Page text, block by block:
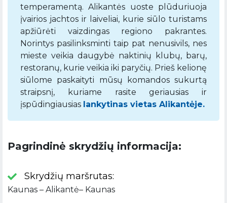
temperamentą. Alikantės uoste plūduriuoja
įvairios jachtos ir laiveliai, kurie siūlo turistams
apžiūrėti vaizdingas regiono pakrantes.
Norintys pasilinksminti taip pat nenusivils, nes
mieste veikia daugybė naktinių klubų, barų,
restoranų, kurie veikia iki paryčių. Prieš kelionę
siūlome paskaityti mūsų komandos sukurtą
straipsnį, kuriame rasite geriausias ir
įspūdingiausias lankytinas vietas Alikantėje.
Pagrindinė skrydžių informacija:
Skrydžių maršrutas:
Kaunas – Alikantė– Kaunas